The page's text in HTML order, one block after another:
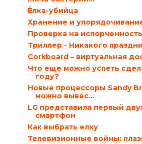
Ёлка-убийца
Хранение и
Проверка на испорченность
Триллер - Никакого
Corkboard – виртуальная
Что еще можно успеть
году?
Новые процессоры Sandy
можно вывес...
LG представила первый
смартфон
Как выбрать елку
Телевизионные войны: